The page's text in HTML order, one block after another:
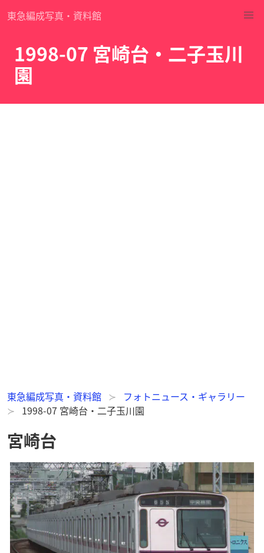
東急編成写真・資料館
1998-07 宮崎台・二子玉川
園
東急編成写真・資料館
フォトニュース・ギャラリー
1998-07 宮崎台・二子玉川園
宮崎台